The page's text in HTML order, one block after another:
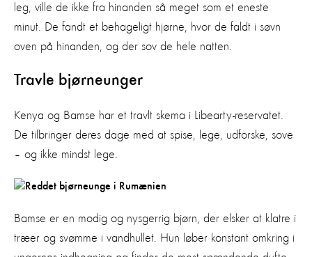
leg, ville de ikke fra hinanden så meget som et eneste
minut. De fandt et behageligt hjørne, hvor de faldt i søvn
oven på hinanden, og der sov de hele natten.
Travle bjørneunger
Kenya og Bamse har et travlt skema i Libearty-reservatet.
De tilbringer deres dage med at spise, lege, udforske, sove
– og ikke mindst lege.
Bamse er en modig og nysgerrig bjørn, der elsker at klatre i
træer og svømme i vandhullet. Hun løber konstant omkring i